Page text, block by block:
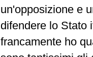
un'opposizione e
difendere lo Stato
francamente ho